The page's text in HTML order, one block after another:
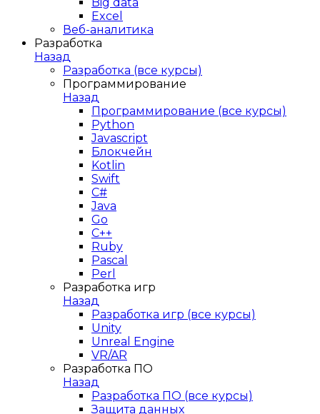
Excel
Веб-аналитика
Разработка
Назад
Разработка (все курсы)
Программирование
Назад
Программирование (все курсы)
Python
Javascript
Блокчейн
Kotlin
Swift
C#
Java
Go
C++
Ruby
Pascal
Perl
Разработка игр
Назад
Разработка игр (все курсы)
Unity
Unreal Engine
VR/AR
Разработка ПО
Назад
Разработка ПО (все курсы)
Защита данных